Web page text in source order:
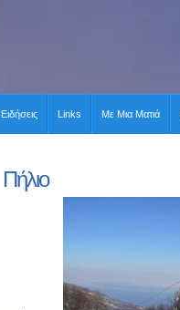
Ειδήσεις Links Με Μια Ματιά
Πήλιο